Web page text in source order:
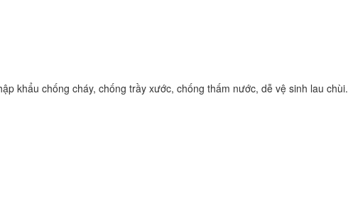
khẩu chống cháy, chống trầy xước, chống thấm nước, dễ vệ sinh lau chùi.